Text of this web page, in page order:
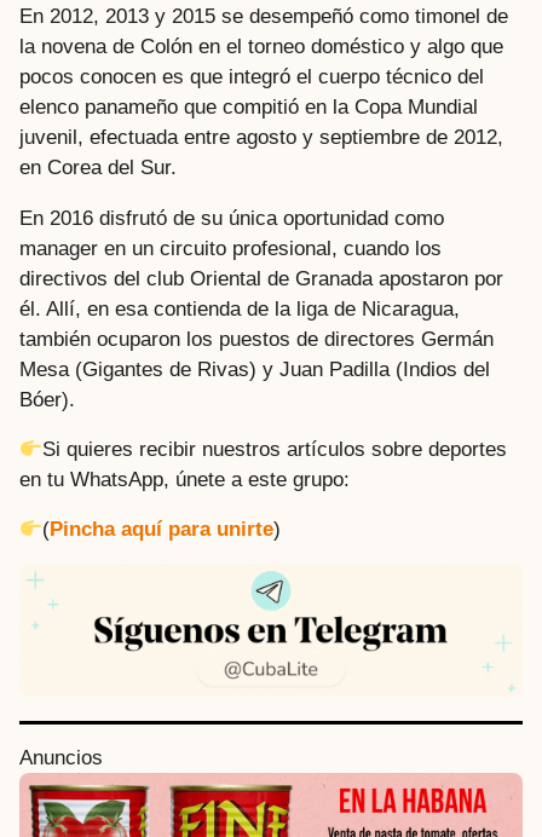
En 2012, 2013 y 2015 se desempeñó como timonel de
la novena de Colón en el torneo doméstico y algo que
pocos conocen es que integró el cuerpo técnico del
elenco panameño que compitió en la Copa Mundial
juvenil, efectuada entre agosto y septiembre de 2012,
en Corea del Sur.
En 2016 disfrutó de su única oportunidad como
manager en un circuito profesional, cuando los
directivos del club Oriental de Granada apostaron por
él. Allí, en esa contienda de la liga de Nicaragua,
también ocuparon los puestos de directores Germán
Mesa (Gigantes de Rivas) y Juan Padilla (Indios del
Bóer).
Si quieres recibir nuestros artículos sobre deportes
en tu WhatsApp, únete a este grupo:
(Pincha aquí para unirte)
Anuncios
P
o
s